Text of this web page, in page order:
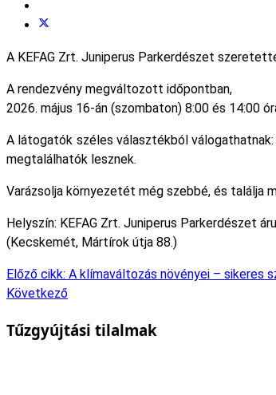
A KEFAG Zrt. Juniperus Parkerdészet
A rendezvény megváltozott időpontban,
2026. május 16-án (szombaton) 8:00 és 14:00
A látogatók széles választékból
megtalálhatók lesznek.
Varázsolja környezetét még szebbé, és találja
Helyszín: KEFAG Zrt. Juniperus Parkerdészet
(Kecskemét, Mártírok útja 88.)
Előző cikk: A klímaváltozás növényei –
Következő
Tűzgyújtási tilalmak